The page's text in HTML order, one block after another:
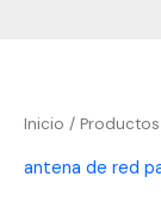
Inicio /
antena de red